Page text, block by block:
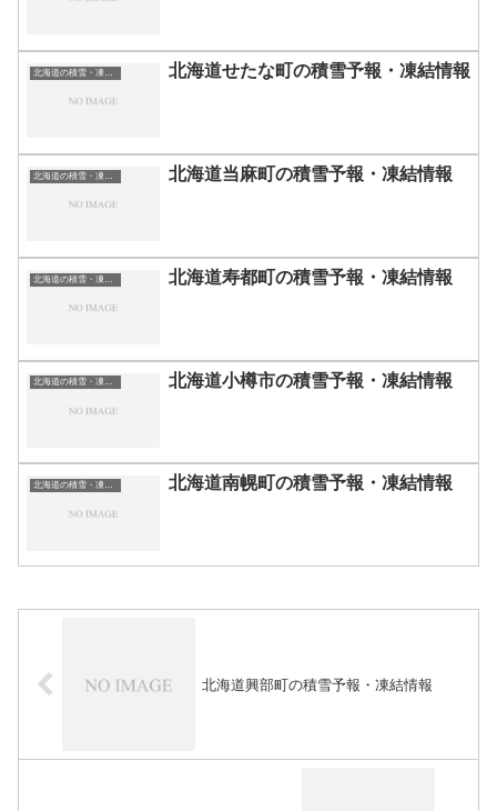
北海道せたな町の積雪予報・凍結情報
北海道当麻町の積雪予報・凍結情報
北海道寿都町の積雪予報・凍結情報
北海道の積雪・凍結情報 北海道小樽市の積雪予報・凍結情報
北海道の積雪・凍結情報 北海道南幌町の積雪予報・凍結情報
北海道興部町の積雪予報・凍結情報